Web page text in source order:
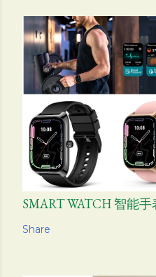
SMART WATCH 智能手
Share